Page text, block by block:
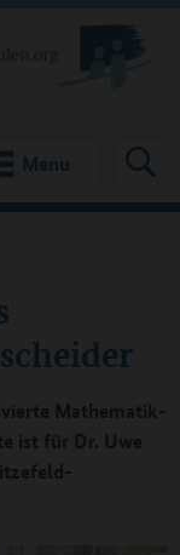
Menu
Mathematik-
ist für Dr. Uwe